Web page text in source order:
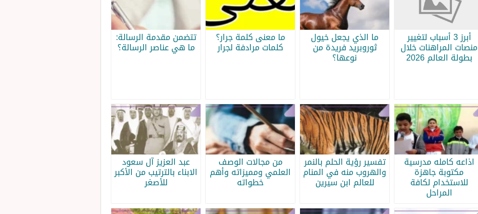
أبرز 3 أسباب لتغيير
منصات المراهنات خلال
بطولة العالم 2026
ما الذي يجعل خيول
ثوروبريد فريدة من
نوعها؟
ما معنى كلمة جرار؟
كلمات مرادفة لجرار
تتضمن مقدمة الرسالة:
ما هي عناصر الرسالة؟
اذاعه كامله مدرسية
مكتوبة جاهزة
للاستخدام لكافة
المراحل
تفسير رؤية الحلم بالنمر
والهروب منه في المنام
للعالم ابن سيرين
من مجالات الوصف
العلمي ومميزاته وأهم
خطواته
عبد العزيز آل سعود
الابناء بالترتيب من الأكبر
للأصغر